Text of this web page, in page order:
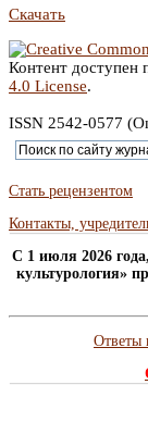
Скачать
Контент доступен
4.0 License.
ISSN 2542-0577
Стать рецензентом
Контакты,
C 1 июля 2026
культурология»
Ответы